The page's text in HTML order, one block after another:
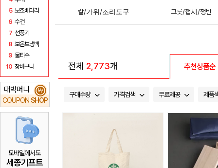
5 보조배터리
6 수건
7 선풍기
8 보온보냉백
9 물티슈
10 장바구니
대박머니
COUPON SHOP
₩
모바일에서도
세종기프트
칼/가위/조리도구
그릇/접시/쟁반
전체 2,773개 추천상품순
구매수량 가격검색 무료제공 제품